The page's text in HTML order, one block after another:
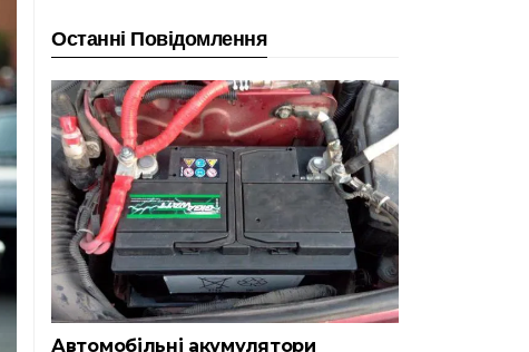
Останні Повідомлення
Автомобільні акумулятори